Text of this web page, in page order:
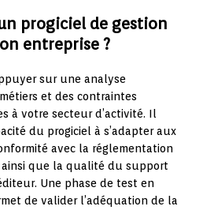
progiciel de gestion
entreprise ?
sur une analyse
et des contraintes
à votre secteur d’activité. Il
du progiciel à s’adapter aux
avec la réglementation
ainsi que la qualité du support
Une phase de test en
de valider l’adéquation de la